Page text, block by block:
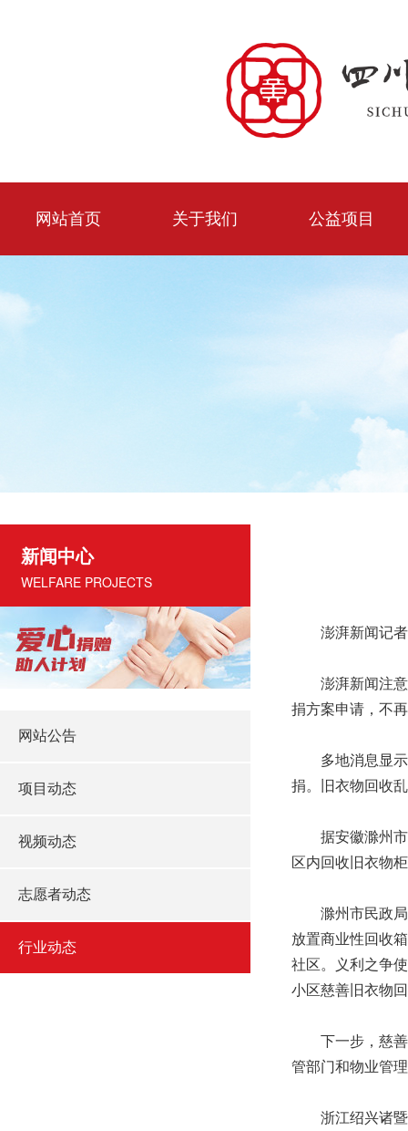
新闻中心
WELFARE PROJECTS
网站公告
项目动态
视频动态
志愿者动态
行业动态
澎湃新闻记者
澎湃新闻注意
捐方案申请，不
多地消息显示
捐。旧衣物回收
据安徽滁州市
区内回收旧衣物
滁州市民政局
放置商业性回收
社区。义利之争
小区慈善旧衣物
下一步，慈善
管部门和物业管
浙江绍兴诸暨
网站首页 关于我们 公益项目